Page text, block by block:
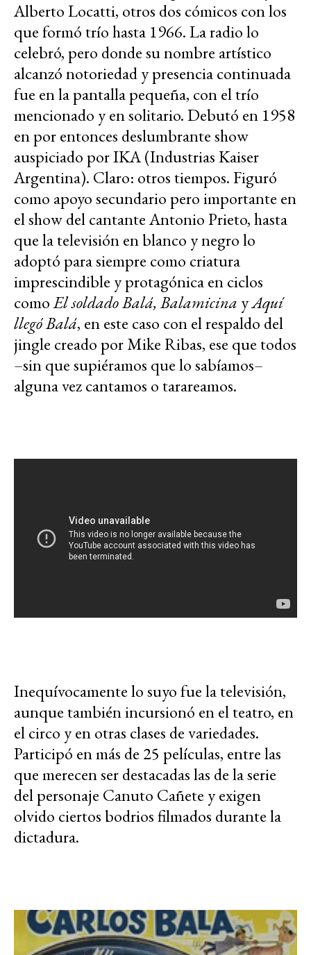
Alberto Locatti, otros dos cómicos con los
que formó trío hasta 1966. La radio lo
celebró, pero donde su nombre artístico
alcanzó notoriedad y presencia continuada
fue en la pantalla pequeña, con el trío
mencionado y en solitario. Debutó en 1958
en por entonces deslumbrante show
auspiciado por IKA (Industrias Kaiser
Argentina). Claro: otros tiempos. Figuró
como apoyo secundario pero importante en
el show del cantante Antonio Prieto, hasta
que la televisión en blanco y negro lo
adoptó para siempre como criatura
imprescindible y protagónica en ciclos
comoEl soldado Balá, Balamicina yAquí
llegó Balá, en este caso con el respaldo del
jingle creado por Mike Ribas, ese que todos
–sin que supiéramos que lo sabíamos–
alguna vez cantamos o tarareamos.
Inequívocamente lo suyo fue la televisión,
aunque también incursionó en el teatro, en
el circo y en otras clases de variedades.
Participó en más de 25 películas, entre las
que merecen ser destacadas las de la serie
del personaje Canuto Cañete y exigen
olvido ciertos bodrios filmados durante la
dictadura.